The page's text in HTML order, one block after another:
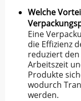
Welche
Eine
die Effizienz
reduziert
Arbeitszeit
Produkte
wodurch
werden.